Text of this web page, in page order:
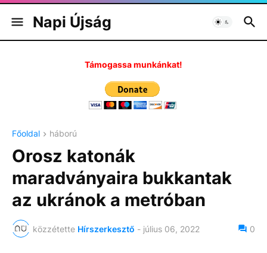
Napi Újság
Támogassa munkánkat!
Főoldal háború
Orosz katonák
maradványaira bukkantak
az ukránok a metróban
közzétette Hírszerkesztő - július 06, 2022 0